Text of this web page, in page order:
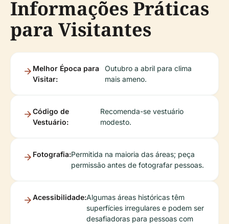
Informações Práticas
para Visitantes
Melhor Época para
Visitar:
Outubro a abril para clima
mais ameno.
Código de
Vestuário:
Recomenda-se vestuário
modesto.
Fotografia:Permitida na maioria das áreas; peça
permissão antes de fotografar pessoas.
Acessibilidade:Algumas áreas históricas têm
superfícies irregulares e podem ser
desafiadoras para pessoas com